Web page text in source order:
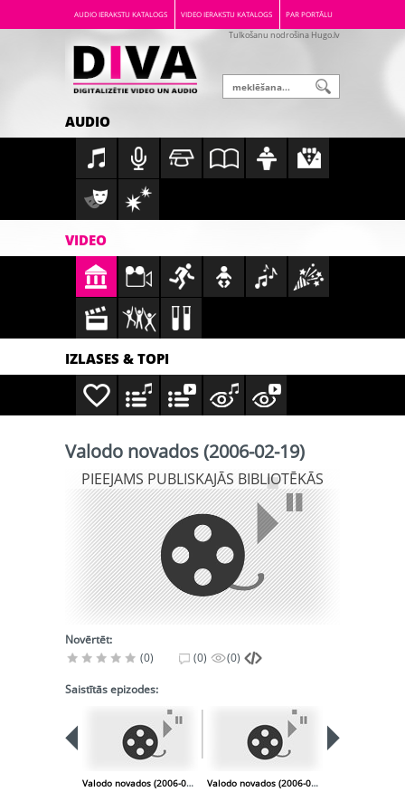
AUDIO IERAKSTU KATALOGS VIDEO IERAKSTU KATALOGS PAR PORTĀLU
Tulkošanu nodrošina Hugo.lv
AUDIO
VIDEO
IZLASES & TOPI
Valodo novados (2006-02-19)
PIEEJAMS PUBLISKAJĀS BIBLIOTĒKĀS
Novērtēt:
(0)
(0) (0)
Saistītās epizodes:
Valodo novados (2006-02-12) Valodo novados (2006-08-20)